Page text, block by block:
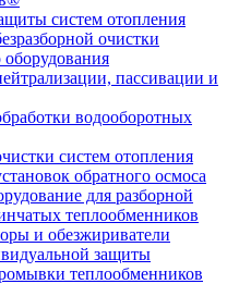
систем отопления
очистки
оборудования
пассивации и
водооборотных
систем отопления
обратного осмоса
для разборной
теплообменников
и обезжириватели
защиты
теплообменников